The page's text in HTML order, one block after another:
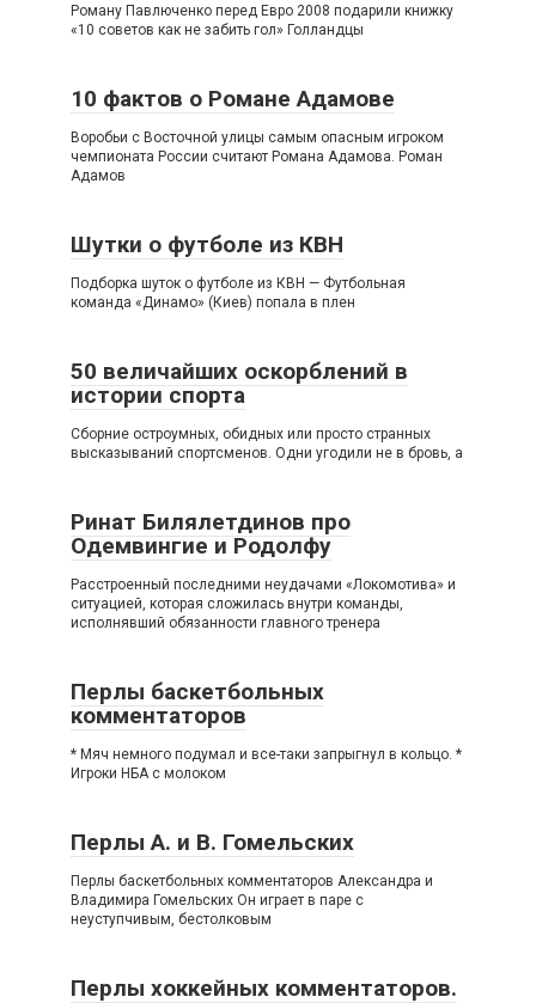
Роману Павлюченко перед Евро 2008 подарили книжку
«10 советов как не забить гол» Голландцы
10 фактов о Романе Адамове
Воробьи с Восточной улицы самым опасным игроком
чемпионата России считают Романа Адамова. Роман
Адамов
Шутки о футболе из КВН
Подборка шуток о футболе из КВН — Футбольная
команда «Динамо» (Киев) попала в плен
50 величайших оскорблений в
истории спорта
Сборние остроумных, обидных или просто странных
высказываний спортсменов. Одни угодили не в бровь, а
Ринат Билялетдинов про
Одемвингие и Родолфу
Расстроенный последними неудачами «Локомотива» и
ситуацией, которая сложилась внутри команды,
исполнявший обязанности главного тренера
Перлы баскетбольных
комментаторов
* Мяч немного подумал и все-таки запрыгнул в кольцо. *
Игроки НБА с молоком
Перлы А. и В. Гомельских
Перлы баскетбольных комментаторов Александра и
Владимира Гомельских Он играет в паре с
неуступчивым, бестолковым
Перлы хоккейных комментаторов.